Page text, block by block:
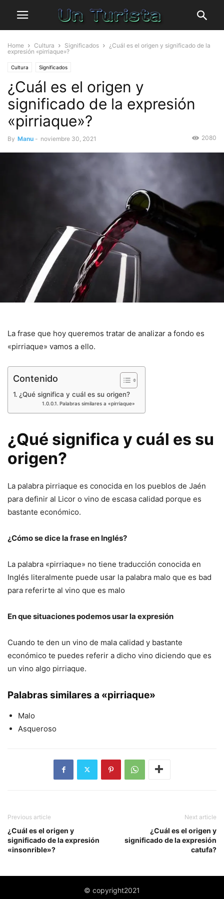
Home Cultura Significados
¿Cuál es el origen y significado de la
expresión «pirriaque»?
Cultura Significados
¿Cuál es el origen y
significado de la expresión
«pirriaque»?
By Manu - noviembre 30, 2021 2080
La frase que hoy queremos tratar de analizar a fondo es
«pirriaque» vamos a ello.
Contenido
¿Qué significa y cuál es su origen?
Palabras similares a «pirriaque»
¿Qué significa y cuál es su
origen?
La palabra pirriaque es conocida en los pueblos de Jaén
para definir al Licor o vino de escasa calidad porque es
bastante económico.
¿Cómo se dice la frase en Inglés?
La palabra «pirriaque» no tiene traducción conocida en
Inglés literalmente puede usar la palabra malo que es bad
para referirte al vino que es malo
En que situaciones podemos usar la expresión
Cuando te den un vino de mala calidad y bastante
económico te puedes referir a dicho vino diciendo que es
un vino algo pirriaque.
Palabras similares a «pirriaque»
Malo
Asqueroso
Previous article
¿Cuál es el origen y
significado de la expresión
«insonrible»?
Next article
¿Cuál es el origen y
significado de la expresión
catufa?
© copyright2021